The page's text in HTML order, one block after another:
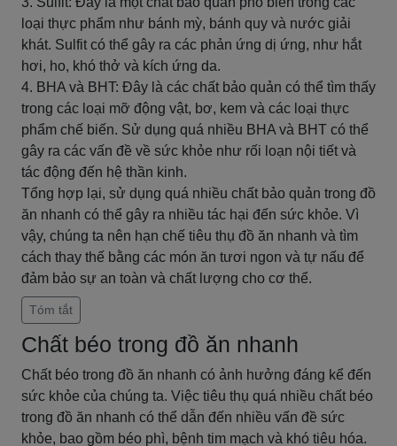
loại thực phẩm như bánh mỳ, bánh quy và nước giải
khát. Sulfit có thể gây ra các phản ứng dị ứng, như hắt
hơi, ho, khó thở và kích ứng da.
4. BHA và BHT: Đây là các chất bảo quản có thể tìm thấy
trong các loại mỡ động vật, bơ, kem và các loại thực
phẩm chế biến. Sử dụng quá nhiều BHA và BHT có thể
gây ra các vấn đề về sức khỏe như rối loạn nội tiết và
tác động đến hệ thần kinh.
Tổng hợp lại, sử dụng quá nhiều chất bảo quản trong đồ
ăn nhanh có thể gây ra nhiều tác hại đến sức khỏe. Vì
vậy, chúng ta nên hạn chế tiêu thụ đồ ăn nhanh và tìm
cách thay thế bằng các món ăn tươi ngon và tự nấu để
đảm bảo sự an toàn và chất lượng cho cơ thể.
Tóm tắt
Chất béo trong đồ ăn nhanh
Chất béo trong đồ ăn nhanh có ảnh hưởng đáng kể đến
sức khỏe của chúng ta. Việc tiêu thụ quá nhiều chất béo
trong đồ ăn nhanh có thể dẫn đến nhiều vấn đề sức
khỏe, bao gồm béo phì, bệnh tim mạch và khó tiêu hóa.